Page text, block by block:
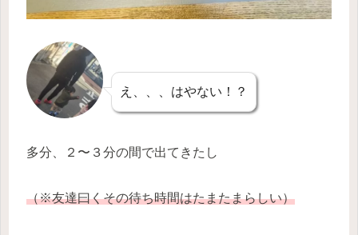
え、、、はやない！？
多分、２〜３分の間で出てきたし
（※友達曰くその待ち時間はたまたまらしい）